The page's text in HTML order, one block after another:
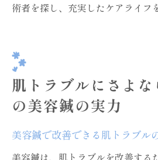
術者を探し、充実したケアライフ
肌トラブルにさよ
の美容鍼の実力
美容鍼で改善できる肌トラブル
美容鍼は、肌トラブルを改善する